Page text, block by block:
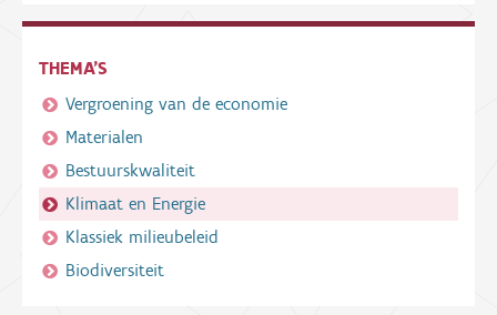
THEMA'S
Vergroening van de economie
Materialen
Bestuurskwaliteit
Klimaat en Energie
Klassiek milieubeleid
Biodiversiteit